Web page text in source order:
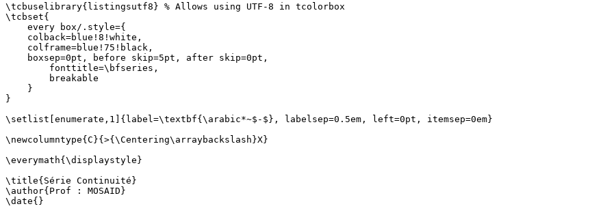
\tcbuselibrary{listingsutf8} % Allows using UTF-8 in tcolorbox
\tcbset{
    every box/.style={
    colback=blue!8!white,
    colframe=blue!75!black,
    boxsep=0pt, before skip=5pt, after skip=0pt,
        fonttitle=\bfseries,
        breakable
    }
}
\setlist[enumerate,1]{label=\textbf{\arabic*~$-$}, labelsep=0.5em, left=0pt, itemsep=0em}
\newcolumntype{C}{>{\Centering\arraybackslash}X}
\everymath{\displaystyle}
\title{Série Continuité}
\author{Prof : MOSAID}
\date{}